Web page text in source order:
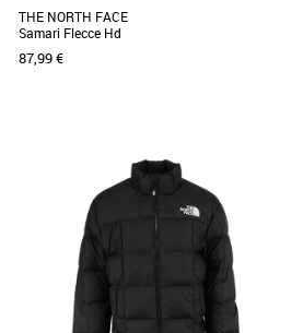
THE NORTH FACE
Samari Flecce Hd
87,99 €
Découvrez la polaire The North Face Samari
Fleece HD, idéale pour les aventuriers
modernes. Conçue [...]